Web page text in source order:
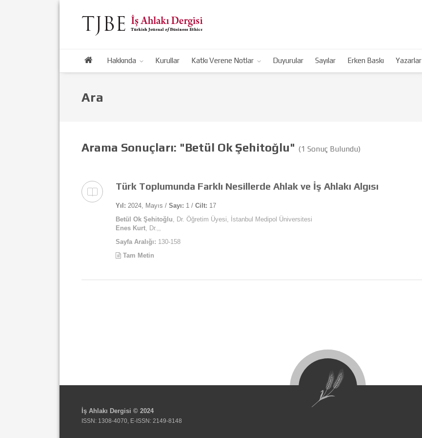
Hakkında Kurullar Katkı Verene Notlar Duyurular Sayılar Erken Baskı Yazarlar
Ara
Arama Sonuçları: "Betül Ok Şehitoğlu" (1 Sonuç Bulundu)
Türk Toplumunda Farklı Nesillerde Ahlak ve İş Ahlakı Algısı
Yıl: 2024, Mayıs / Sayı: 1 / Cilt: 17
Betül Ok Şehitoğlu, Dr. Öğretim Üyesi, İstanbul Medipol Üniversitesi
Enes Kurt, Dr.,,
Sayfa Aralığı: 130-158
Tam Metin
İş Ahlakı Dergisi © 2024
ISSN: 1308-4070, E-ISSN: 2149-8148